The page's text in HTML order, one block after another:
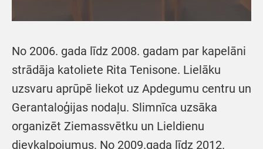
No 2006. gada līdz 2008. gadam par kapelāni
strādāja katoliete Rita Tenisone. Lielāku
uzsvaru aprūpē liekot uz Apdegumu centru un
Gerantaloģijas nodaļu. Slimnīca uzsāka
organizēt Ziemassvētku un Lieldienu
dievkalpojumus. No 2009.gada līdz 2012.